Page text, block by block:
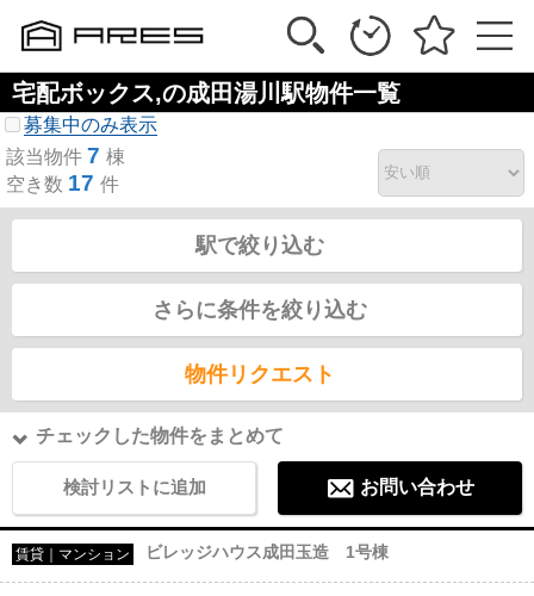
宅配ボックス,の成田湯川駅物件一覧
募集中のみ表示
該当物件 7 棟
空き数 17 件
駅で絞り込む
さらに条件を絞り込む
物件リクエスト
チェックした物件をまとめて
検討リストに追加 お問い合わせ
賃貸｜マンション ビレッジハウス成田玉造 1号棟